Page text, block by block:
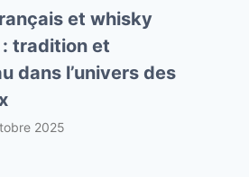
et whisky
tradition et
dans l’univers des
2025